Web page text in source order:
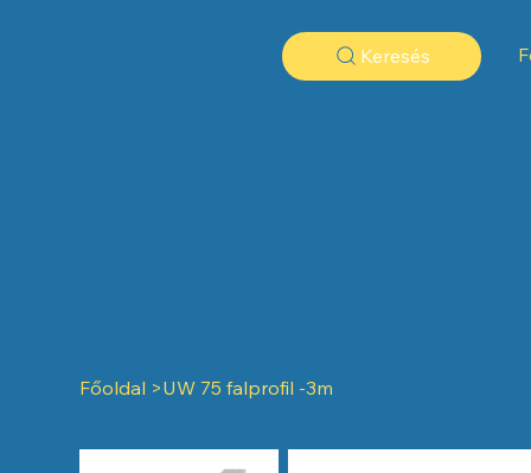
Keresés
Főoldal >UW 75 falprofil -3m